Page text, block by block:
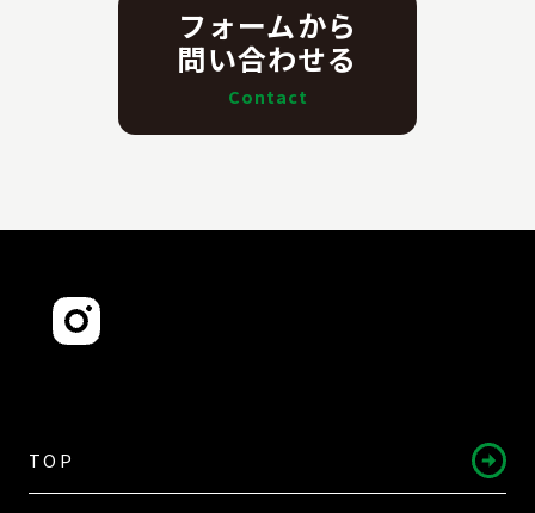
フォームから
問い合わせる
Contact
TOP